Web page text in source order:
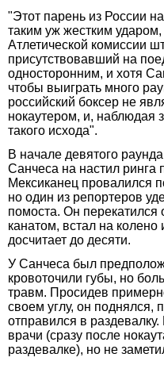
"Этот парень из России
таким уж жестким ударом,
Атлетической комиссии
присутствовавший на
односторонним, и хотя
чтобы выиграть много
российский боксер не
нокаутером, и, наблюдая
такого исхода".
В начале девятого
Санчеса на настил
Мексиканец провалился
но один из репортеров
помоста. Он перекатился
канатом, встал на
досчитает до десяти.
У Санчеса был
кровоточили губы, но
травм. Просидев
своем углу, он поднялся,
отправился в
врачи (сразу после
раздевалке), но не